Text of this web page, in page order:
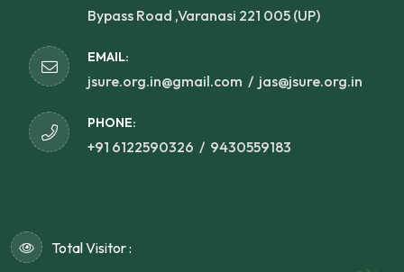
Bypass Road ,Varanasi 221 005 (UP)
EMAIL:
jsure.org.in@gmail.com / jas@jsure.org.in
PHONE:
+91 6122590326 / 9430559183
Total Visitor :